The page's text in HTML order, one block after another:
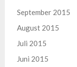
September 2015
August 2015
Juli 2015
Juni 2015